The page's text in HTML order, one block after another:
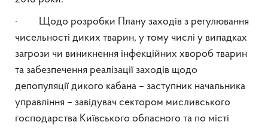
· Щодо розробки Плану заходів з регулювання
чисельності диких тварин, у тому числі у випадках
загрози чи виникнення інфекційних хвороб тварин
та забезпечення реалізації заходів щодо
депопуляції дикого кабана – заступник начальника
управління – завідувач сектором мисливського
господарства Київського обласного та по місті